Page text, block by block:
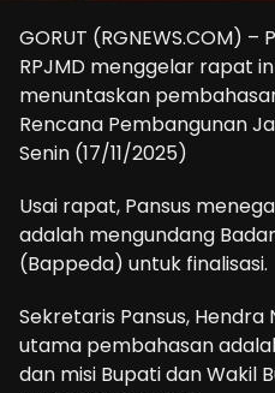
GORUT (RGNEWS.COM) –
RPJMD menggelar rapat
menuntaskan
Rencana Pembangunan
Senin (17/11/2025)
Usai rapat, Pansus
adalah mengundang
(Bappeda) untuk finalisasi.
Sekretaris Pansus,
utama pembahasan
dan misi Bupati dan Wakil